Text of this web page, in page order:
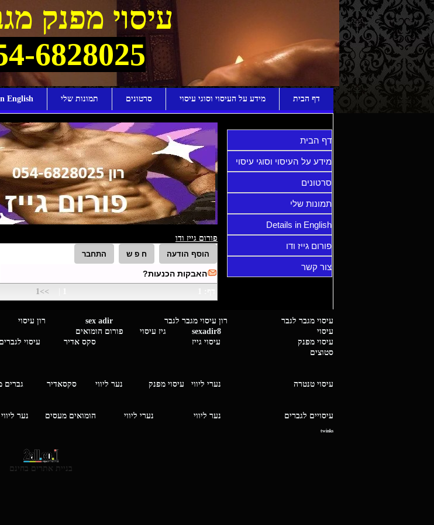
עיסוי מפנק
6828025
דף הבית מידע על העיסוי וסוגי עיסוי סרטונים תמונות שלי English
דף הבית
מידע על העיסוי וסוגי עיסוי
סרטונים
תמונות שלי
Details in English
פורום גייז ודו
צור קשר
פורום גייז ודו
האבקות הכנעות?
>>1
עיסוי מגבר לגבר רון עיסוי מגבר לגבר sex adir רון עיסוי
עיסוי sexadir8 גיז עיסוי פורום הומואים
עיסוי מפנק
עיסוי גייז סקס אדיר עיסוי לגברים
סטוצים
עיסוי טנטרה נערי ליווי עיסוי מפנק נער ליווי סקסאדיר
עיסויים לגברים נער ליווי נערי ליווי הומואים מעסים נער ליווי
twinks
בניית אתרים בחינם